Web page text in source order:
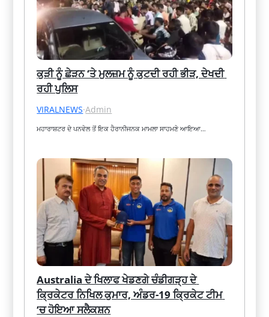
ਕੁੜੀ ਨੂੰ ਛੇੜਨ ‘ਤੇ ਮੁਲਜ਼ਮ ਨੂੰ ਕੁਟਦੀ ਰਹੀ ਭੀੜ, ਦੇਖਦੀ
ਰਹੀ ਪੁਲਿਸ
VIRALNEWS·Admin
ਮਹਾਰਾਸ਼ਟਰ ਦੇ ਪਨਵੇਲ ਤੋਂ ਇਕ ਹੈਰਾਨੀਜਨਕ ਮਾਮਲਾ ਸਾਹਮਣੇ ਆਇਆ…
Australia ਦੇ ਖਿਲਾਫ ਖੇਡਣਗੇ ਚੰਡੀਗੜ੍ਹ ਦੇ
ਕ੍ਰਿਕੇਟਰ ਨਿਖਿਲ ਕੁਮਾਰ, ਅੰਡਰ-19 ਕ੍ਰਿਕੇਟ ਟੀਮ
‘ਚ ਹੋਇਆ ਸਲੈਕਸ਼ਨ